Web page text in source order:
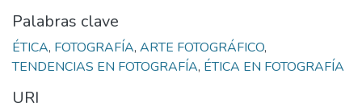
Palabras clave
ÉTICA, FOTOGRAFÍA, ARTE FOTOGRÁFICO,
TENDENCIAS EN FOTOGRAFÍA, ÉTICA EN FOTOGRAFÍA
URI